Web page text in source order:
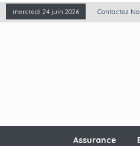
mercredi 24 juin 2026 Contactez
Assurance